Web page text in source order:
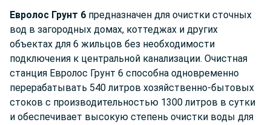
Евролос Грунт 6 предназначен для очистки сточных
вод в загородных домах, коттеджах и других
объектах для 6 жильцов без необходимости
подключения к центральной канализации. Очистная
станция Евролос Грунт 6 способна одновременно
перерабатывать 540 литров хозяйственно-бытовых
стоков с производительностью 1300 литров в сутки
и обеспечивает высокую степень очистки воды для